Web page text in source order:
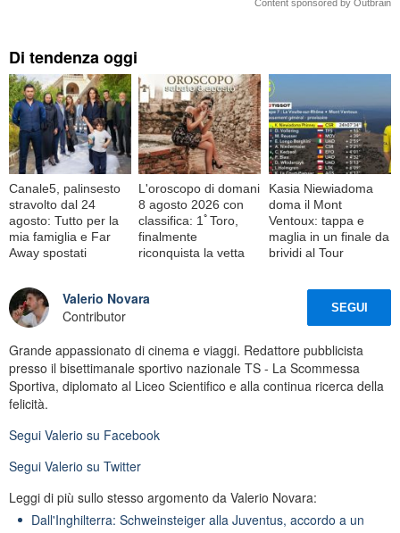
Content sponsored by Outbrain
Di tendenza oggi
Canale5, palinsesto
stravolto dal 24
agosto: Tutto per la
mia famiglia e Far
Away spostati
L'oroscopo di domani
8 agosto 2026 con
classifica: 1ﾟToro,
finalmente
riconquista la vetta
Kasia Niewiadoma
doma il Mont
Ventoux: tappa e
maglia in un finale da
brividi al Tour
Valerio Novara
Contributor
SEGUI
Grande appassionato di cinema e viaggi. Redattore pubblicista
presso il bisettimanale sportivo nazionale TS - La Scommessa
Sportiva, diplomato al Liceo Scientifico e alla continua ricerca della
felicità.
Segui Valerio su Facebook
Segui Valerio su Twitter
Leggi di più sullo stesso argomento da Valerio Novara:
Dall'Inghilterra: Schweinsteiger alla Juventus, accordo a un